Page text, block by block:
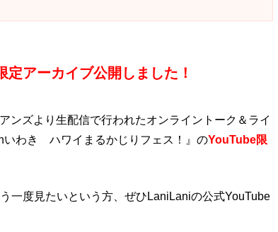
定アーカイブ公開しました！
ンズより生配信で行われたオンライントーク＆ライ
いわき ハワイまるかじりフェス！』のYouTube限
一度見たいという方、ぜひLaniLaniの公式YouTube